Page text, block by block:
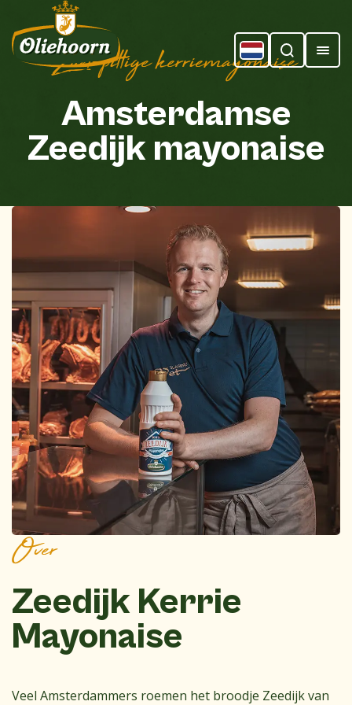
Zoet-pittige kerriemayonaise
Amsterdamse
Zeedijk mayonaise
Over
Zeedijk Kerrie
Mayonaise
Veel Amsterdammers roemen het broodje Zeedijk van